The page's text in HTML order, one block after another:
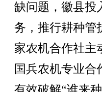
缺问题，徽县投
务，推行耕种管
家农机合作社主
国兵农机专业合